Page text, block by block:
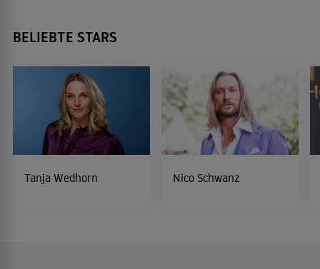
BELIEBTE STARS
Tanja Wedhorn Nico Schwanz